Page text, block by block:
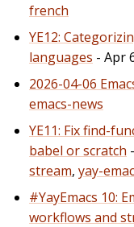
french
YE12:
languages - Apr
2026-04-06
emacs-news
YE11: Fix find-
babel or scratch
stream, yay-
#YayEmacs 10:
workflows and